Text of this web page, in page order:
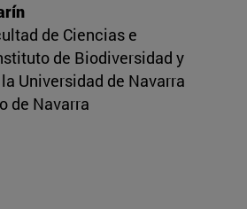
de Ciencias e
de Biodiversidad y
Universidad de Navarra
de Navarra